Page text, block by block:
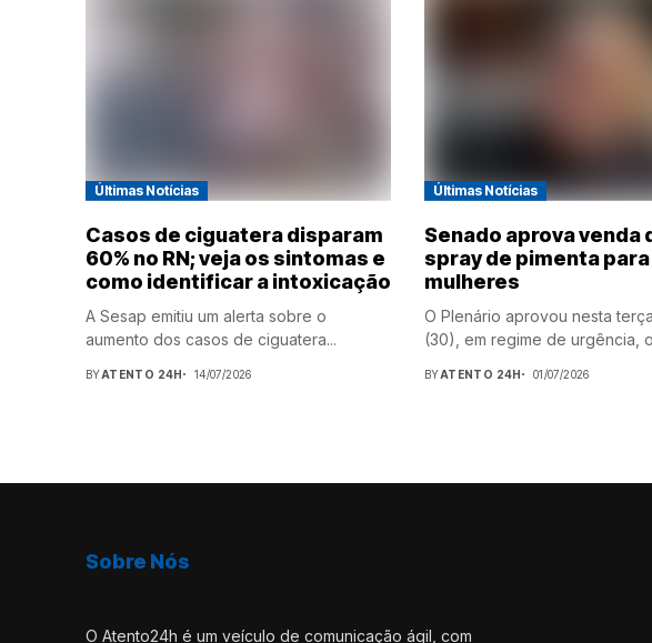
Últimas Notícias
Casos de ciguatera disparam
60% no RN; veja os sintomas e
como identificar a intoxicação
A Sesap emitiu um alerta sobre o
aumento dos casos de ciguatera...
BYATENTO 24H 14/07/2026
Últimas Notícias
Senado aprova venda
spray de pimenta para
mulheres
O Plenário aprovou nesta
(30), em regime de urgência,
BYATENTO 24H 01/07/2026
Sobre Nós
O Atento24h é um veículo de comunicação ágil, com